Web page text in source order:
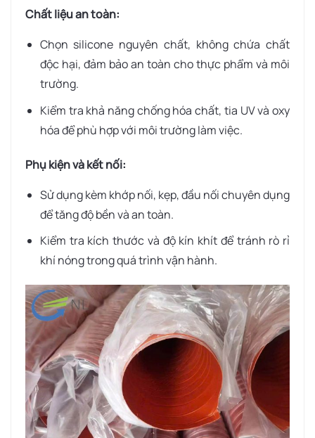
Chất liệu an toàn:
Chọn silicone nguyên chất, không chứa chất
độc hại, đảm bảo an toàn cho thực phẩm và môi
trường.
Kiểm tra khả năng chống hóa chất, tia UV và oxy
hóa để phù hợp với môi trường làm việc.
Phụ kiện và kết nối:
Sử dụng kèm khớp nối, kẹp, đầu nối chuyên dụng
để tăng độ bền và an toàn.
Kiểm tra kích thước và độ kín khít để tránh rò rỉ
khí nóng trong quá trình vận hành.